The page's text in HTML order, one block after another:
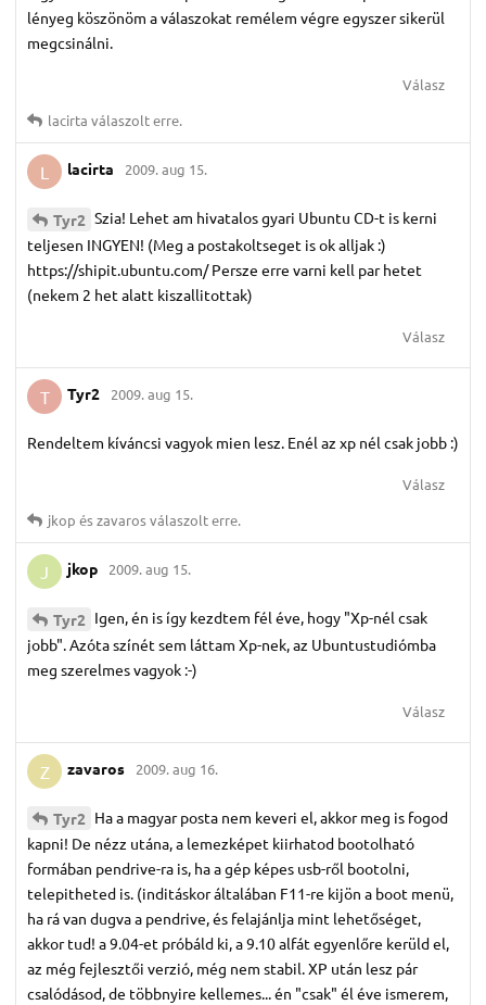
lényeg köszönöm a válaszokat remélem végre egyszer sikerül
megcsinálni.
Válasz
lacirta válaszolt erre.
L lacirta 2009. aug 15.
Tyr2 Szia! Lehet am hivatalos gyari Ubuntu CD-t is kerni
teljesen INGYEN! (Meg a postakoltseget is ok alljak :)
https://shipit.ubuntu.com/ Persze erre varni kell par hetet
(nekem 2 het alatt kiszallitottak)
Válasz
T Tyr2 2009. aug 15.
Rendeltem kíváncsi vagyok mien lesz. Enél az xp nél csak jobb :)
Válasz
jkop észavarosválaszolt erre.
J jkop 2009. aug 15.
Tyr2 Igen, én is így kezdtem fél éve, hogy "Xp-nél csak
jobb". Azóta színét sem láttam Xp-nek, az Ubuntustudiómba
meg szerelmes vagyok :-)
Válasz
Z zavaros 2009. aug 16.
Tyr2 Ha a magyar posta nem keveri el, akkor meg is fogod
kapni! De nézz utána, a lemezképet kiirhatod bootolható
formában pendrive-ra is, ha a gép képes usb-ről bootolni,
telepitheted is. (inditáskor általában F11-re kijön a boot menü,
ha rá van dugva a pendrive, és felajánlja mint lehetőséget,
akkor tud! a 9.04-et próbáld ki, a 9.10 alfát egyenlőre kerüld el,
az még fejlesztői verzió, még nem stabil. XP után lesz pár
csalódásod, de többnyire kellemes... én "csak" él éve ismerem,